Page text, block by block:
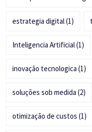
estrategia digital(1)
Inteligencia Artificial(1)
inovação tecnologica (1)
soluções sob medida (2)
otimização de custos (1)